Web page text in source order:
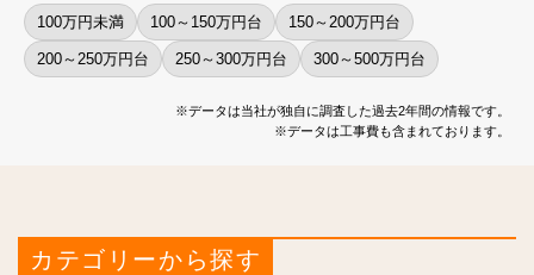
100万円未満 100～150万円台 150～200万円台
200～250万円台 250～300万円台 300～500万円台
※データは当社が独自に調査した過去2年間の情報です。
※データは工事費も含まれております。
カテゴリーから探す